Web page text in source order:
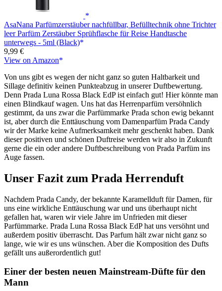
AsaNana Parfümzerstäuber nachfüllbar, Befülltechnik ohne Trichter
leer Parfüm Zerstäuber Sprühflasche für Reise Handtasche
unterwegs - 5ml (Black)
9,99 €
View on Amazon
Von uns gibt es wegen der nicht ganz so guten Haltbarkeit und
Sillage definitiv keinen Punkteabzug in unserer Duftbewertung.
Denn Prada Luna Rossa Black EdP ist einfach gut! Hier könnte man
einen Blindkauf wagen. Uns hat das Herrenparfüm versöhnlich
gestimmt, da uns zwar die Parfümmarke Prada schon ewig bekannt
ist, aber durch die Enttäuschung vom Damenparfüm Prada Candy
wir der Marke keine Aufmerksamkeit mehr geschenkt haben. Dank
dieser positiven und schönen Duftreise werden wir also in Zukunft
gerne die ein oder andere Duftbeschreibung von Prada Parfüm ins
Auge fassen.
Unser Fazit zum Prada Herrenduft
Nachdem Prada Candy, der bekannte Karamellduft für Damen, für
uns eine wirkliche Enttäuschung war und uns überhaupt nicht
gefallen hat, waren wir viele Jahre im Unfrieden mit dieser
Parfümmarke. Prada Luna Rossa Black EdP hat uns versöhnt und
außerdem positiv überrascht. Das Parfum hält zwar nicht ganz so
lange, wie wir es uns wünschen. Aber die Komposition des Dufts
gefällt uns außerordentlich gut!
Einer der besten neuen Mainstream-Düfte für den
Mann